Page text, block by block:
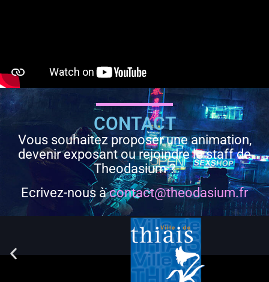
CONTACT
Vous souhaitez proposer une animation,
devenir exposant ou rejoindre le staff de
Theodasium ?
Ecrivez-nous àcontact@theodasium.fr